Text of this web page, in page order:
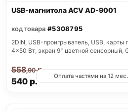
USB-магнитола ACV AD-9001
код товара #5308795
2DIN, USB-проигрыватель, USB, карты
4x50 Вт, экран 9" цветной сенсорный,
540р.
558,90р.
Оплата частями на 12